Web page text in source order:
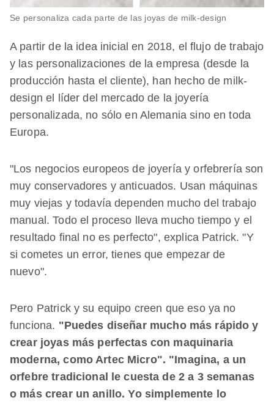
Se personaliza cada parte de las joyas de milk-design
A partir de la idea inicial en 2018, el flujo de trabajo
y las personalizaciones de la empresa (desde la
producción hasta el cliente), han hecho de milk-
design el líder del mercado de la joyería
personalizada, no sólo en Alemania sino en toda
Europa.
"Los negocios europeos de joyería y orfebrería son
muy conservadores y anticuados. Usan máquinas
muy viejas y todavía dependen mucho del trabajo
manual. Todo el proceso lleva mucho tiempo y el
resultado final no es perfecto", explica Patrick. "Y
si cometes un error, tienes que empezar de
nuevo".
Pero Patrick y su equipo creen que eso ya no
funciona. "Puedes diseñar mucho más rápido y
crear joyas más perfectas con maquinaria
moderna, como Artec Micro". "Imagina, a un
orfebre tradicional le cuesta de 2 a 3 semanas
o más crear un anillo. Yo simplemente lo